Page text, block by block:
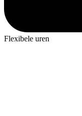
Flexibele uren